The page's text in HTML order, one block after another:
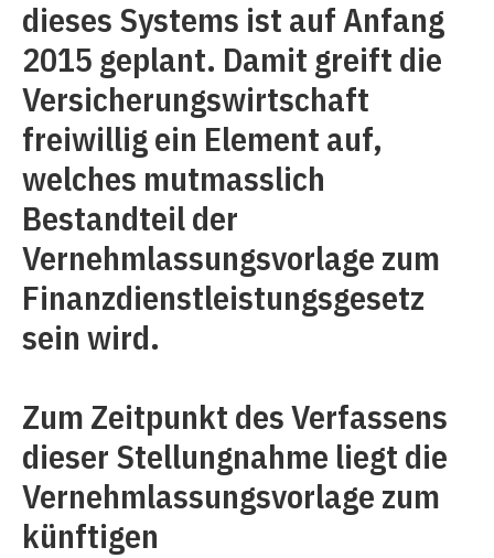
dieses Systems ist auf Anfang
2015 geplant. Damit greift die
Versicherungswirtschaft
freiwillig ein Element auf,
welches mutmasslich
Bestandteil der
Vernehmlassungsvorlage zum
Finanzdienstleistungsgesetz
sein wird.
Zum Zeitpunkt des Verfassens
dieser Stellungnahme liegt die
Vernehmlassungsvorlage zum
künftigen